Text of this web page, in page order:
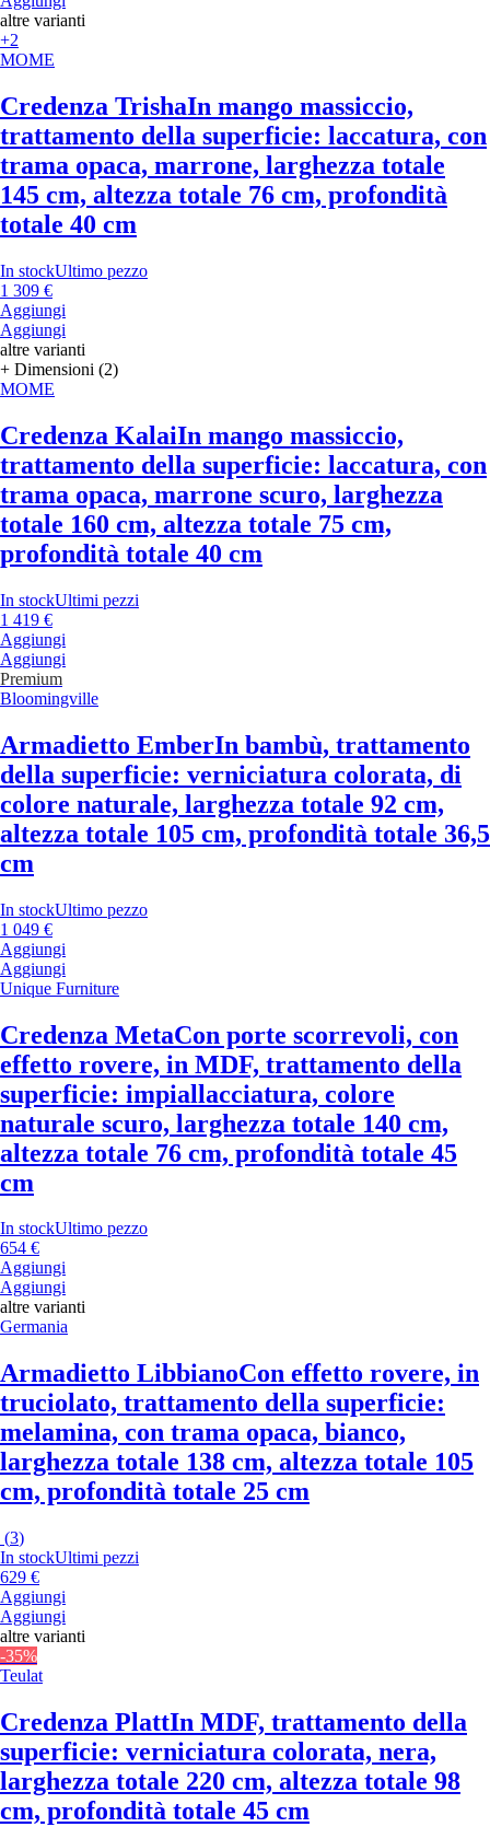
altre varianti
+2
MOME
Credenza TrishaIn mango massiccio,
trattamento della superficie: laccatura, con
trama opaca, marrone, larghezza totale
145 cm, altezza totale 76 cm, profondità
totale 40 cm
In stockUltimo pezzo
1 309 €
Aggiungi
Aggiungi
altre varianti
+ Dimensioni (2)
MOME
Credenza KalaiIn mango massiccio,
trattamento della superficie: laccatura, con
trama opaca, marrone scuro, larghezza
totale 160 cm, altezza totale 75 cm,
profondità totale 40 cm
In stockUltimi pezzi
1 419 €
Aggiungi
Aggiungi
Premium
Bloomingville
Armadietto EmberIn bambù, trattamento
della superficie: verniciatura colorata, di
colore naturale, larghezza totale 92 cm,
altezza totale 105 cm, profondità totale 36,5
cm
In stockUltimo pezzo
1 049 €
Aggiungi
Aggiungi
Unique Furniture
Credenza MetaCon porte scorrevoli, con
effetto rovere, in MDF, trattamento della
superficie: impiallacciatura, colore
naturale scuro, larghezza totale 140 cm,
altezza totale 76 cm, profondità totale 45
cm
In stockUltimo pezzo
654 €
Aggiungi
Aggiungi
altre varianti
Germania
Armadietto LibbianoCon effetto rovere, in
truciolato, trattamento della superficie:
melamina, con trama opaca, bianco,
larghezza totale 138 cm, altezza totale 105
cm, profondità totale 25 cm
(3)
In stockUltimi pezzi
629 €
Aggiungi
Aggiungi
altre varianti
-35%
Teulat
Credenza PlattIn MDF, trattamento della
superficie: verniciatura colorata, nera,
larghezza totale 220 cm, altezza totale 98
cm, profondità totale 45 cm